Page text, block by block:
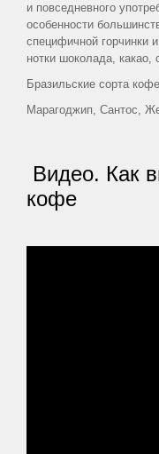
и повседневного
особенности
специфичной горчинки
нотки шоколада, какао,
Бразильские сорта
Марагоджип, Сантос,
Видео. Как
кофе